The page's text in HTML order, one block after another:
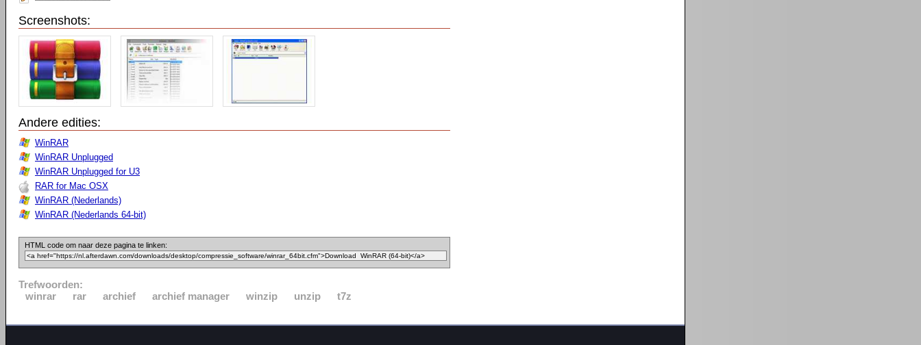
Screenshots:
Andere edities:
WinRAR
WinRAR Unplugged
WinRAR Unplugged for U3
RAR for Mac OSX
WinRAR (Nederlands)
WinRAR (Nederlands 64-bit)
HTML code om naar deze pagina te linken:
Trefwoorden:
winrar
rar archief archief manager winzip unzip t7z